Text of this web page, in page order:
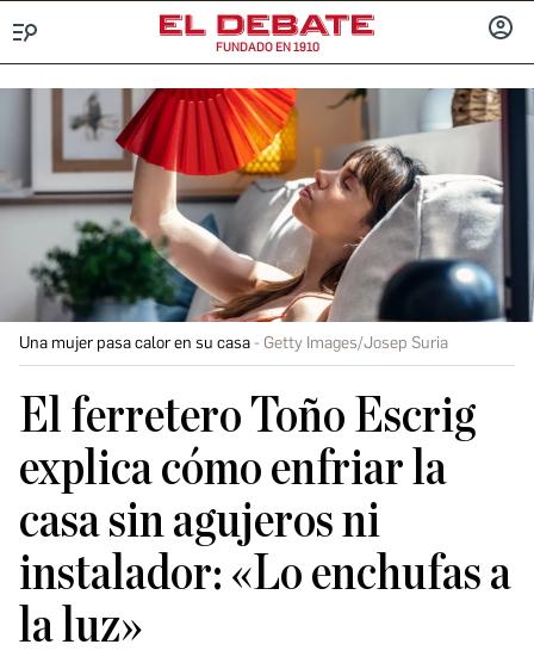
FUNDADO EN 1910
Una mujer pasa calor en su casa Getty Images/Josep Suria
El ferretero Toño Escrig
explica cómo enfriar la
casa sin agujeros ni
instalador: «Lo enchufas a
la luz»